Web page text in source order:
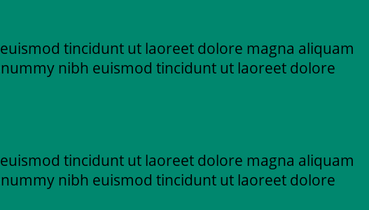
tincidunt ut laoreet dolore magna aliquam
nibh euismod tincidunt ut laoreet dolore
tincidunt ut laoreet dolore magna aliquam
nibh euismod tincidunt ut laoreet dolore